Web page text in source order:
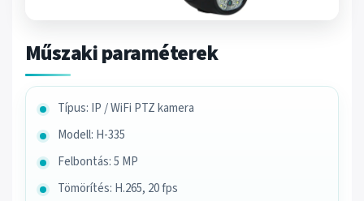
Műszaki paraméterek
Típus: IP / WiFi PTZ kamera
Modell: H-335
Felbontás: 5 MP
Tömörítés: H.265, 20 fps